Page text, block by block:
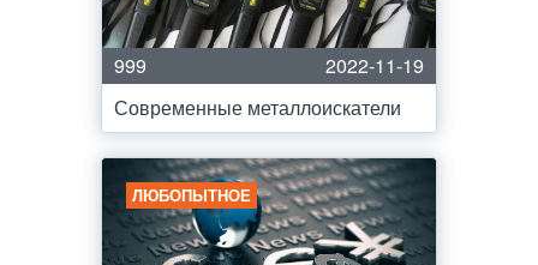
999
2022-11-19
Современные металлоискатели
ЛЮБОПЫТНОЕ